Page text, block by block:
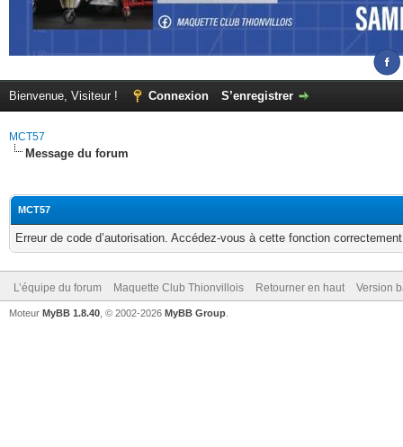
Bienvenue, Visiteur ! Connexion S’enregistrer
MCT57
Message du forum
MCT57
Erreur de code d’autorisation. Accédez-vous à cette fonction
L’équipe du forum Maquette Club Thionvillois Retourner en haut Version
Moteur MyBB 1.8.40 , © 2002-2026 MyBB Group